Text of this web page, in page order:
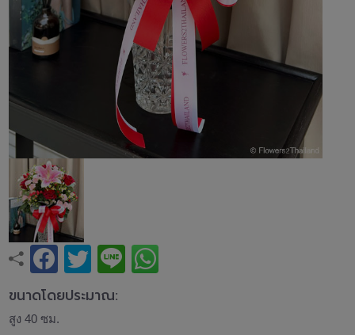
ขนาดโดยประมาณ:
สูง 40 ซม.